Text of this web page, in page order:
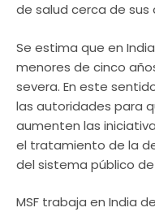
de salud cerca de sus
Se estima que en
menores de cinco
severa. En este
las autoridades para
aumenten las
el tratamiento de la
del sistema público de
MSF trabaja en India